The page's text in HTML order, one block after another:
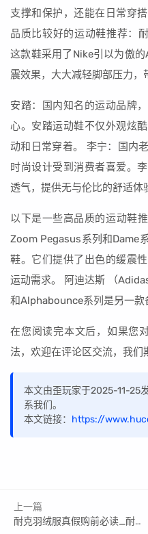
支撑和保护，还能在日常穿
品质比较好的运动鞋推荐：
这款鞋采用了Nike引以为傲
震效果，大大减轻脚部压力，
安踏：国内知名的运动品牌
心。安踏运动鞋不仅外观炫
动和日常穿着。 李宁：国内
时尚设计受到消费者喜爱。
透气，提供无与伦比的舒适体
以下是一些高品质的运动鞋
Zoom Pegasus系列和Dame
鞋。它们提供了出色的缓震
运动需求。 阿迪达斯 （
和Alphabounce系列是另一款
在您阅读完本文后，如果您
法，欢迎在评论区交流，我们
本文由歪玩家于2025-11-25
系我们。
本文链接： https://
上一篇
耐克羽绒服真假购前必读_耐克羽绒服真假怎么查